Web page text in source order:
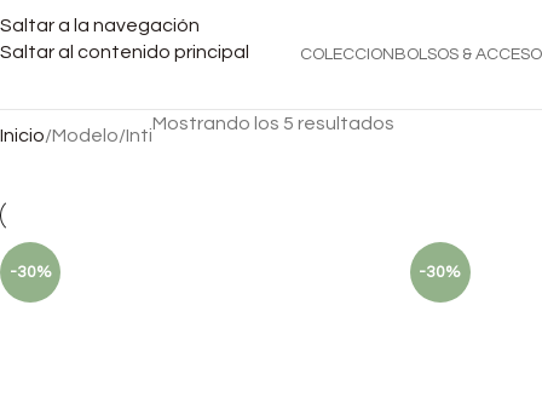
Saltar a la navegación
Saltar al contenido principal
COLECCIONBOLSOS &
Inicio Modelo Inti
Mostrando los 5 resultados
-30% -30%